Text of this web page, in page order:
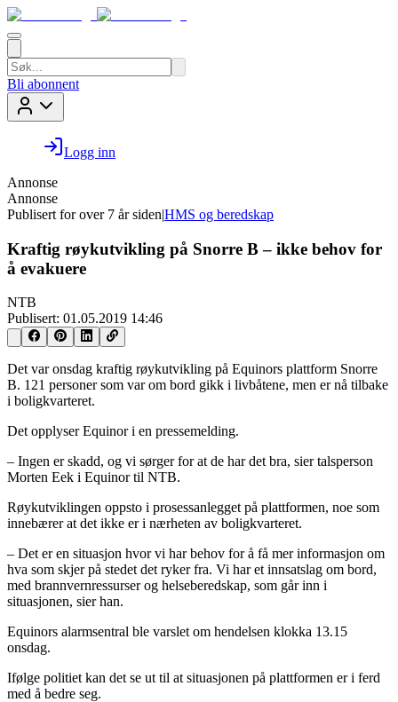
Bli abonnent
Logg inn
Annonse
Annonse
Publisert for over 7 år siden|HMS og beredskap
Kraftig røykutvikling på Snorre B – ikke behov for
å evakuere
NTB
Publisert: 01.05.2019 14:46
Det var onsdag kraftig røykutvikling på Equinors plattform Snorre
B. 121 personer som var om bord gikk i livbåtene, men er nå tilbake
i boligkvarteret.
Det opplyser Equinor i en pressemelding.
– Ingen er skadd, og vi sørger for at de har det bra, sier talsperson
Morten Eek i Equinor til NTB.
Røykutviklingen oppsto i prosessanlegget på plattformen, noe som
innebærer at det ikke er i nærheten av boligkvarteret.
– Det er en situasjon hvor vi har behov for å få mer informasjon om
hva som skjer på stedet det ryker fra. Vi har et innsatslag om bord,
med brannvernressurser og helseberedskap, som går inn i
situasjonen, sier han.
Equinors alarmsentral ble varslet om hendelsen klokka 13.15
onsdag.
Ifølge politiet kan det se ut til at situasjonen på plattformen er i ferd
med å bedre seg.